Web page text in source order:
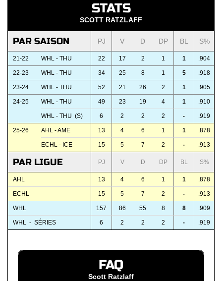
STATS
SCOTT RATZLAFF
PAR SAISON PJ V D DP BL S%
21-22 WHL - THU 22 17 2 1 1 .904
22-23 WHL - THU 34 25 8 1 5 .918
23-24 WHL - THU 52 21 26 2 1 .905
24-25 WHL - THU 49 23 19 4 1 .910
WHL - THU (S) 6 2 2 2 - .919
25-26 AHL - AME 13 4 6 1 1 .878
ECHL - ICE 15 5 7 2 - .913
PAR LIGUE PJ V D DP BL S%
AHL 13 4 6 1 1 .878
ECHL 15 5 7 2 - .913
WHL 157 86 55 8 8 .909
WHL - SÉRIES 6 2 2 2 - .919
FAQ
Scott Ratzlaff